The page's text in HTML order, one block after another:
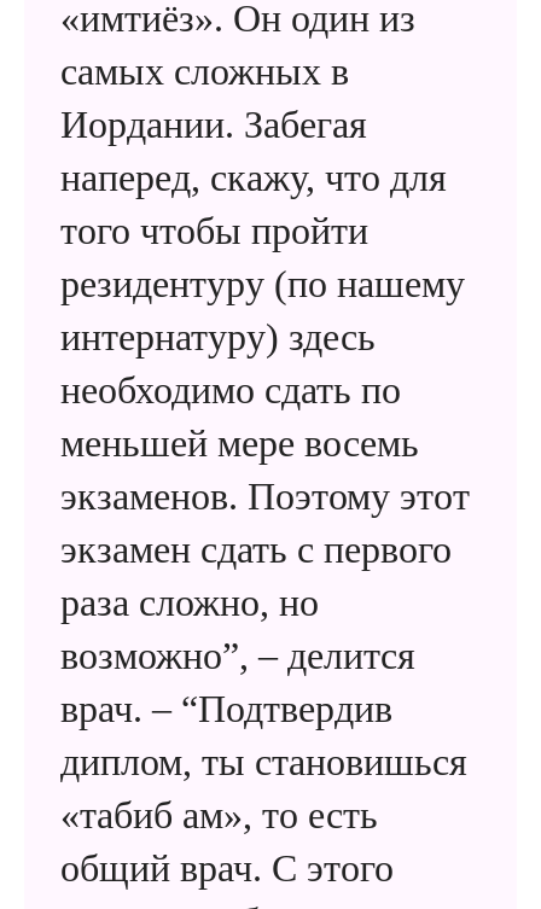
«имтиёз». Он один из
самых сложных в
Иордании. Забегая
наперед, скажу, что для
того чтобы пройти
резидентуру (по нашему
интернатуру) здесь
необходимо сдать по
меньшей мере восемь
экзаменов. Поэтому этот
экзамен сдать с первого
раза сложно, но
возможно”, – делится
врач. – “Подтвердив
диплом, ты становишься
«табиб ам», то есть
общий врач. С этого